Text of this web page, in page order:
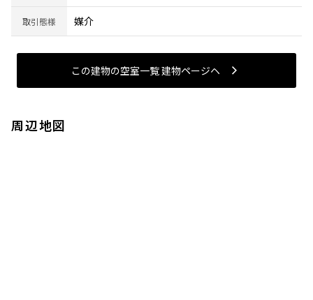
取引態様 媒介
この建物の空室一覧 建物ページヘ
周辺地図